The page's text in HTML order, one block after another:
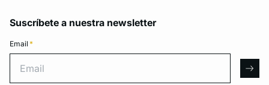
Suscríbete a nuestra newsletter
Email *